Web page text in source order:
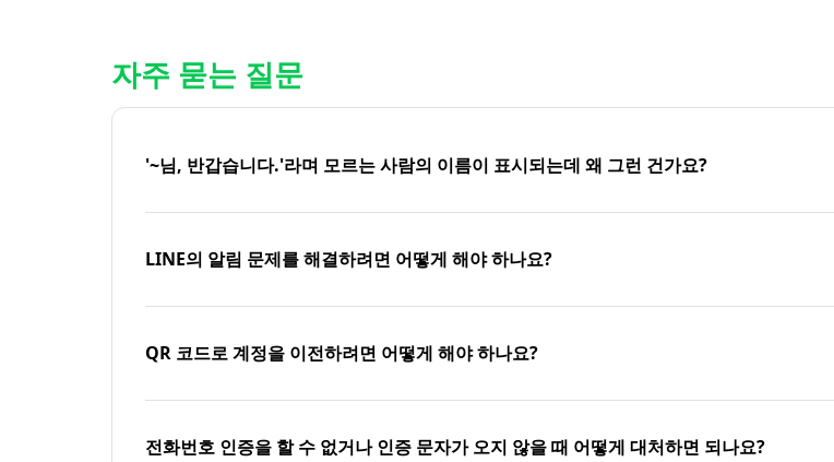
자주 묻는 질문
'~님, 반갑습니다.'라며 모르는 사람의 이름이 표시되는데 왜 그런 건가요?
LINE의 알림 문제를 해결하려면 어떻게 해야 하나요?
QR 코드로 계정을 이전하려면 어떻게 해야 하나요?
전화번호 인증을 할 수 없거나 인증 문자가 오지 않을 때 어떻게 대처하면 되나요?